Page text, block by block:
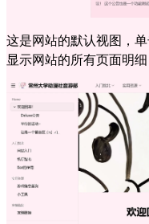
这是网站的默认视图，
显示网站的所有页面明